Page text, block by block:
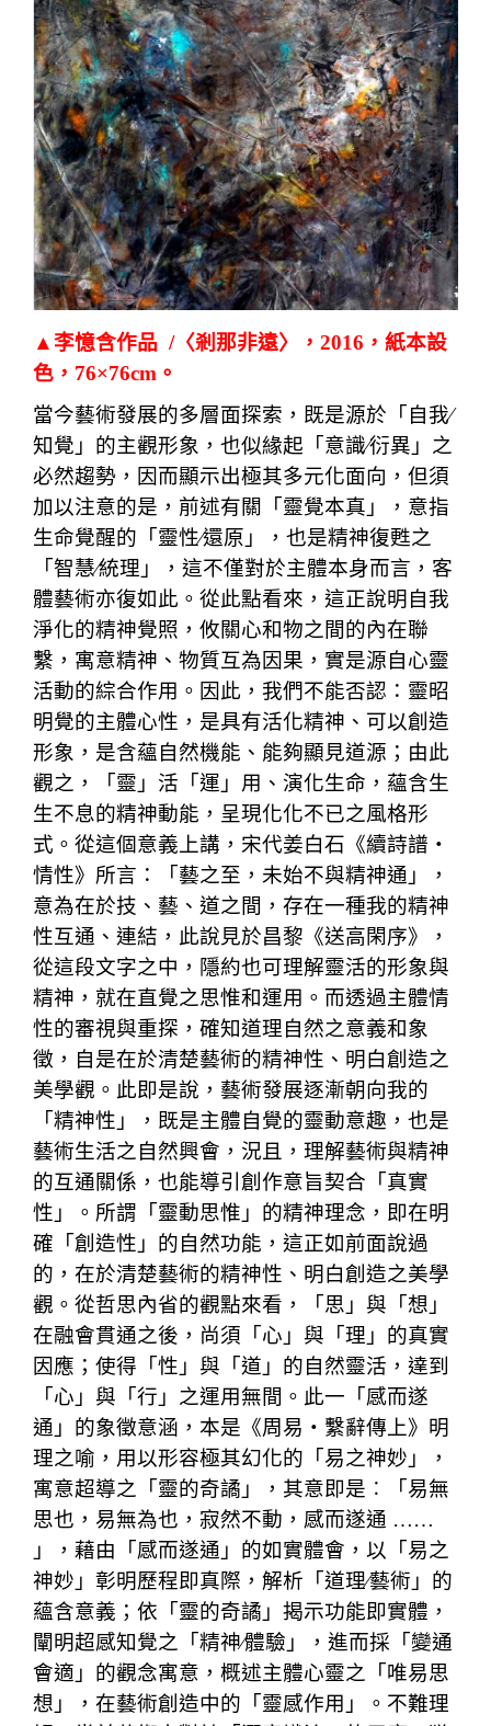
▲李憶含作品 /〈剎那非遠〉，2016，紙本設
色，76×76cm。
當今藝術發展的多層面探索，既是源於「自我∕
知覺」的主觀形象，也似緣起「意識∕衍異」之
必然趨勢，因而顯示出極其多元化面向，但須
加以注意的是，前述有關「靈覺本真」，意指
生命覺醒的「靈性∕還原」，也是精神復甦之
「智慧∕統理」，這不僅對於主體本身而言，客
體藝術亦復如此。從此點看來，這正說明自我
淨化的精神覺照，攸關心和物之間的內在聯
繫，寓意精神、物質互為因果，實是源自心靈
活動的綜合作用。因此，我們不能否認：靈昭
明覺的主體心性，是具有活化精神、可以創造
形象，是含蘊自然機能、能夠顯見道源；由此
觀之，「靈」活「運」用、演化生命，蘊含生
生不息的精神動能，呈現化化不已之風格形
式。從這個意義上講，宋代姜白石《續詩譜・
情性》所言：「藝之至，未始不與精神通」，
意為在於技、藝、道之間，存在一種我的精神
性互通、連結，此說見於昌黎《送高閑序》，
從這段文字之中，隱約也可理解靈活的形象與
精神，就在直覺之思惟和運用。而透過主體情
性的審視與重探，確知道理自然之意義和象
徵，自是在於清楚藝術的精神性、明白創造之
美學觀。此即是說，藝術發展逐漸朝向我的
「精神性」，既是主體自覺的靈動意趣，也是
藝術生活之自然興會，況且，理解藝術與精神
的互通關係，也能導引創作意旨契合「真實
性」。所謂「靈動思惟」的精神理念，即在明
確「創造性」的自然功能，這正如前面說過
的，在於清楚藝術的精神性、明白創造之美學
觀。從哲思內省的觀點來看，「思」與「想」
在融會貫通之後，尚須「心」與「理」的真實
因應；使得「性」與「道」的自然靈活，達到
「心」與「行」之運用無間。此一「感而遂
通」的象徵意涵，本是《周易・繫辭傳上》明
理之喻，用以形容極其幻化的「易之神妙」，
寓意超導之「靈的奇譎」，其意即是︰「易無
思也，易無為也，寂然不動，感而遂通 ……
」，藉由「感而遂通」的如實體會，以「易之
神妙」彰明歷程即真際，解析「道理∕藝術」的
蘊含意義；依「靈的奇譎」揭示功能即實體，
闡明超感知覺之「精神∕體驗」，進而採「變通
會適」的觀念寓意，概述主體心靈之「唯易思
想」，在藝術創造中的「靈感作用」。不難理